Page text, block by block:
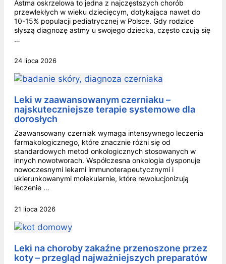
Astma oskrzelowa to jedna z najczęstszych chorób
przewlekłych w wieku dziecięcym, dotykająca nawet do
10-15% populacji pediatrycznej w Polsce. Gdy rodzice
słyszą diagnozę astmy u swojego dziecka, często czują się
…
24 lipca 2026
Leki w zaawansowanym czerniaku –
najskuteczniejsze terapie systemowe dla
dorosłych
Zaawansowany czerniak wymaga intensywnego leczenia
farmakologicznego, które znacznie różni się od
standardowych metod onkologicznych stosowanych w
innych nowotworach. Współczesna onkologia dysponuje
nowoczesnymi lekami immunoterapeutycznymi i
ukierunkowanymi molekularnie, które rewolucjonizują
leczenie …
21 lipca 2026
Leki na choroby zakaźne przenoszone przez
koty – przegląd najważniejszych preparatów